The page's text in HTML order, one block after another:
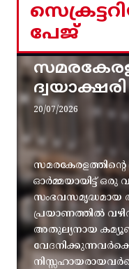
പേജ്
20/07/2026
ഓർമ്മയായിട്ട്
സംഭവസമൃദ്ധമായ
പ്രയാണത്തിൽ
അതുല്യനായ